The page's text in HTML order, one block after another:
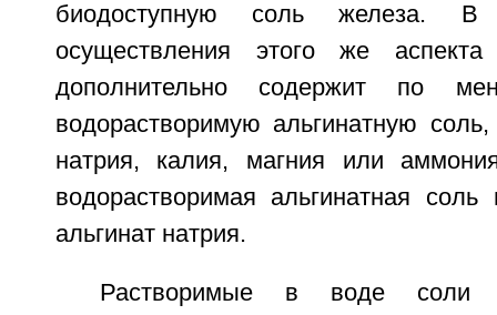
биодоступную соль железа. В
осуществления этого же
дополнительно содержит по
водорастворимую альгинатную
натрия, калия, магния или
водорастворимая альгинатная соль
альгинат натрия.
Растворимые в воде соли